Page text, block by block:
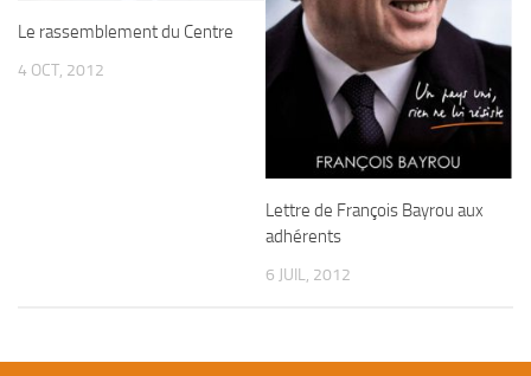
Le rassemblement du Centre
4 OCT, 2012
Lettre de François Bayrou aux
adhérents
6 JUIL, 2012